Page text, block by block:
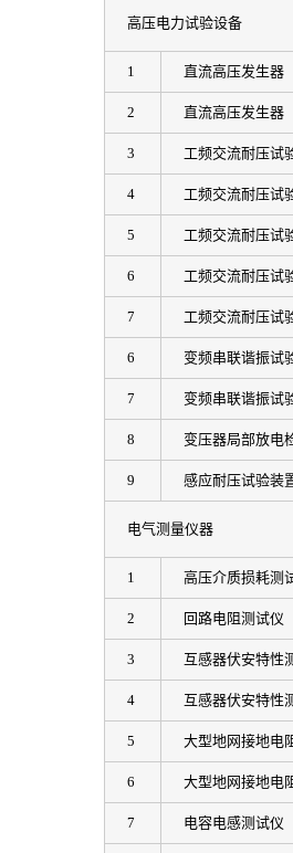
高压电力试验设备
1 直流高压发生器
2 直流高压发生器
3 工频交流耐压试
4 工频交流耐压试
5 工频交流耐压试
6 工频交流耐压试
7 工频交流耐压试
6 变频串联谐振试
7 变频串联谐振试
8 变压器局部放电
9 感应耐压试验装
电气测量仪器
1 高压介质损耗测
2 回路电阻测试仪
3 互感器伏安特性
4 互感器伏安特性
5 大型地网接地电
6 大型地网接地电
7 电容电感测试仪